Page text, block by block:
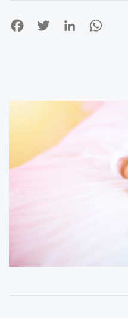
FacebookTwitter LinkedIn